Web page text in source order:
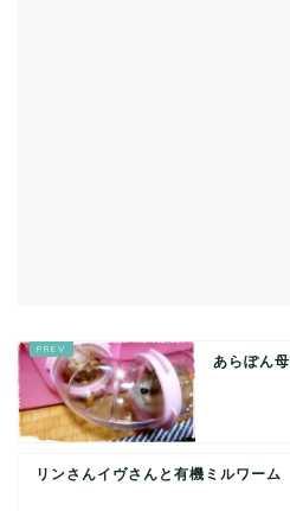
あらぽん
リンさんイヴさんと有機ミルワーム